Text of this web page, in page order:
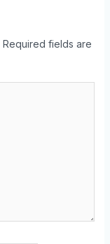
Required fields are